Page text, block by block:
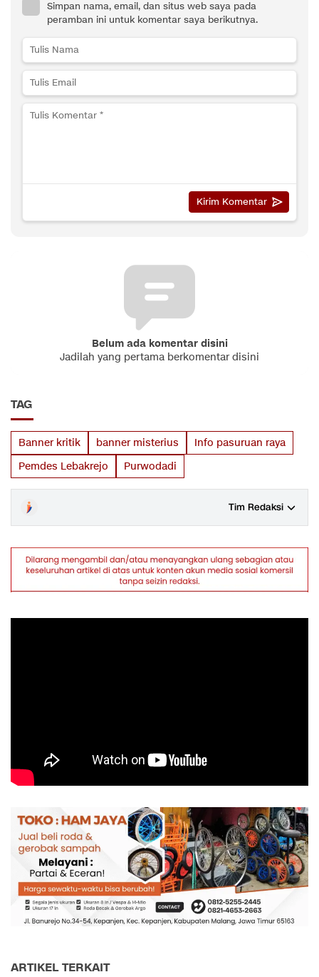
Simpan nama, email, dan situs web saya pada
peramban ini untuk komentar saya berikutnya.
Belum ada komentar disini
Jadilah yang pertama berkomentar disini
TAG
Banner kritik banner misterius
Info pasuruan raya
Pemdes Lebakrejo
Purwodadi
Tim Redaksi
ARTIKEL TERKAIT